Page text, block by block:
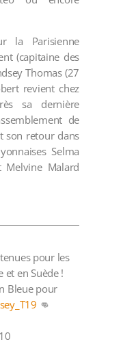
la Parisienne
(capitaine des
Thomas (27
revient chez
sa dernière
de
son retour dans
Selma
Melvine Malard
pour les
et en Suède !
Bleue pour
👊